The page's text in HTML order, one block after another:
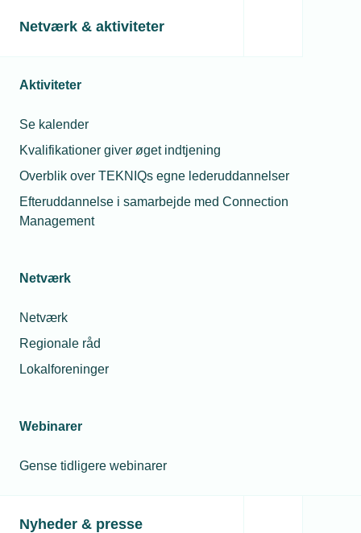
Netværk & aktiviteter
Aktiviteter
Se kalender
Kvalifikationer giver øget indtjening
Overblik over TEKNIQs egne lederuddannelser
Efteruddannelse i samarbejde med Connection
Management
Netværk
Netværk
Regionale råd
Lokalforeninger
Webinarer
Gense tidligere webinarer
Nyheder & presse